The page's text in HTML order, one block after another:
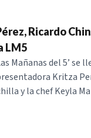
Ricardo
LM5
Mañanas del 5’
Kritza
y la chef Keyla